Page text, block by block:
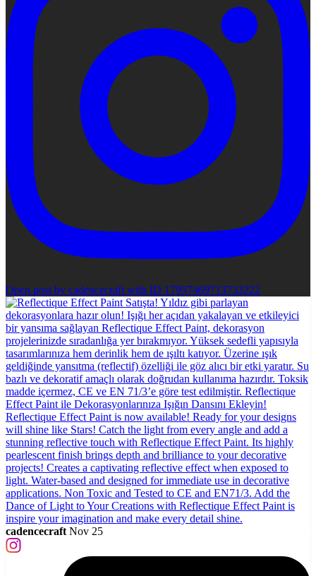
Open post by cadencecraft with ID 17957469713733222
cadencecraft Nov 25